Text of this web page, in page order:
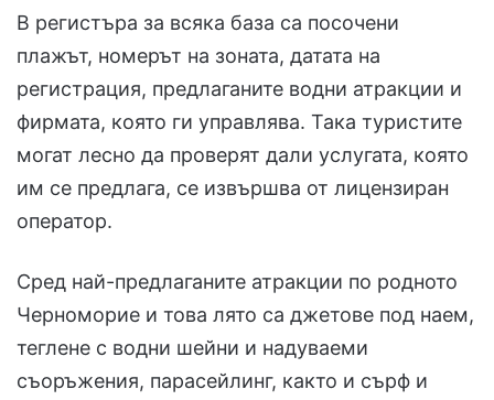
В регистъра за всяка база са посочени
плажът, номерът на зоната, датата на
регистрация, предлаганите водни атракции и
фирмата, която ги управлява. Така туристите
могат лесно да проверят дали услугата, която
им се предлага, се извършва от лицензиран
оператор.
Сред най-предлаганите атракции по родното
Черноморие и това лято са джетове под наем,
теглене с водни шейни и надуваеми
съоръжения, парасейлинг, както и сърф и